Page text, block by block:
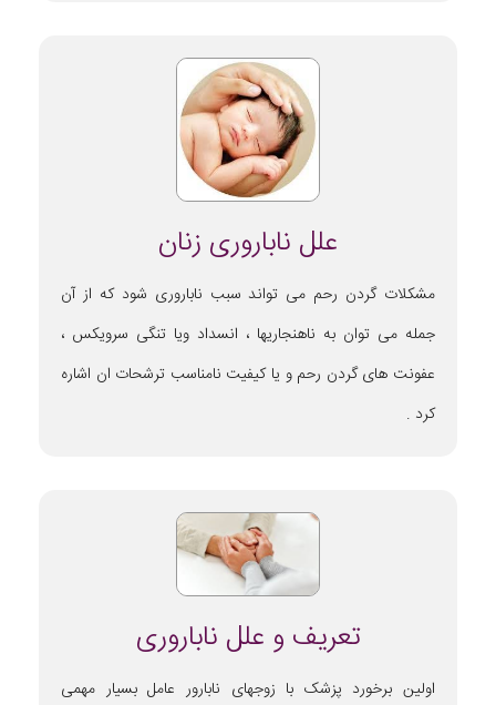
علل ناباروری زنان
مشکلات گردن رحم می تواند سبب ناباروری شود که از آن
جمله می توان به ناهنجاریها ، انسداد ویا تنگی سرویکس ،
عفونت های گردن رحم و یا کیفیت نامناسب ترشحات ان اشاره
کرد .
تعریف و علل ناباروری
اولین برخورد پزشک با زوجهای نابارور عامل بسیار مهمی